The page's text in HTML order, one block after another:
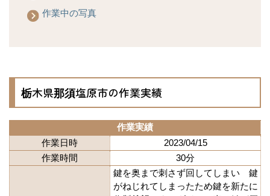
作業中の写真
栃木県那須塩原市の作業実績
作業実績
作業日時
2023/04/15
作業時間
30分
鍵を奥まで刺さず回してしまい 鍵
がねじれてしまったため鍵を新たに